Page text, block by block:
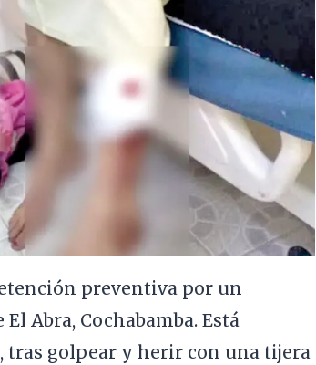
preventiva por un
Abra, Cochabamba. Está
golpear y herir con una tijera